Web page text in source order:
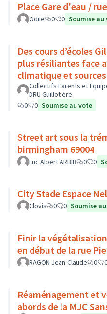
Place Gare d'eau /
Odile 0 0 Soumise au
Des cours d’écoles
plus résiliantes face
climatique et
enfants - Lyon 7
Collectifs Parents et
DRU Guillotière
0
0 Soumise au vote
Street art sous la
birmingham 69004
Luc Albert ARBIB 0 0
City Stade Espace
Clovis 0 0 Soumise
Finir la
en début de la rue
RAGON Jean-Claude 0 0
Réaménagement et végétalisation des
abords de la